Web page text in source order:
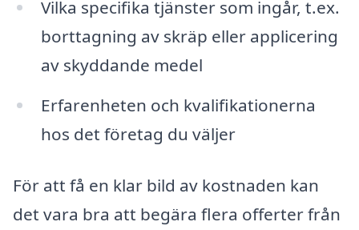
Vilka specifika tjänster som ingår, t.ex.
borttagning av skräp eller applicering
av skyddande medel
Erfarenheten och kvalifikationerna
hos det företag du väljer
För att få en klar bild av kostnaden kan
det vara bra att begära flera offerter från